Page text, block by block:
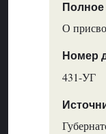
Полное
О
Номер
431-УГ